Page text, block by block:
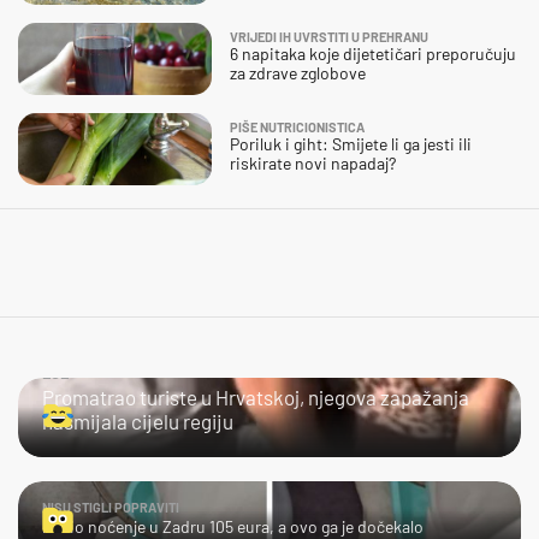
VRIJEDI IH UVRSTITI U PREHRANU
6 napitaka koje dijetetičari preporučuju
za zdrave zglobove
PIŠE NUTRICIONISTICA
Poriluk i giht: Smijete li ga jesti ili
riskirate novi napadaj?
LOL
Promatrao turiste u Hrvatskoj, njegova zapažanja
nasmijala cijelu regiju
NISU STIGLI POPRAVITI
Platio noćenje u Zadru 105 eura, a ovo ga je dočekalo